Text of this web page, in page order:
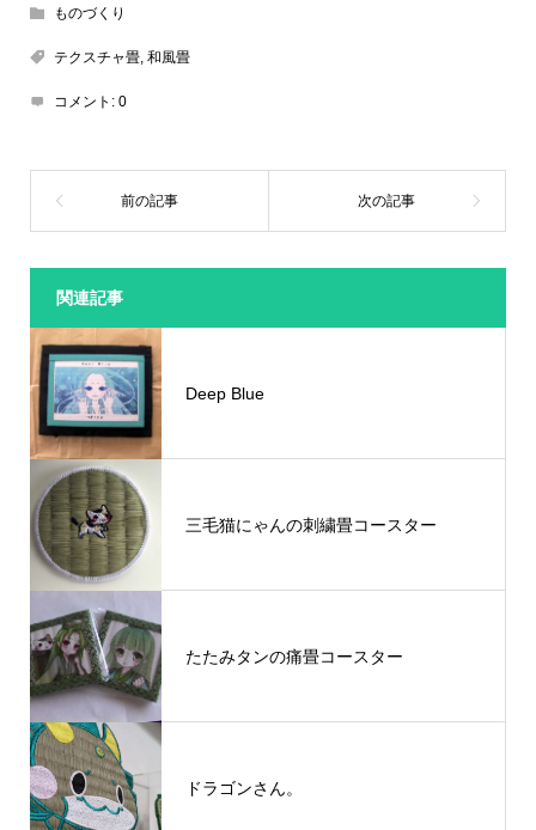
ものづくり
テクスチャ畳, 和風畳
コメント: 0
関連記事
Deep Blue
三毛猫にゃんの刺繍畳コースター
たたみタンの痛畳コースター
ドラゴンさん。